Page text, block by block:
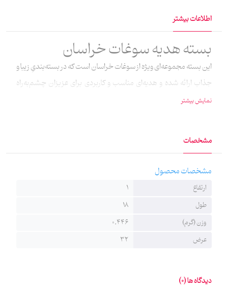
اطلاعات بیشتر
بسته هديه سوغات خراسان
این بسته مجموعه‌ای ویژه از سوغات خراسان است که در بسته‌بندیِ زیبا و
جذاب ارائه شده و هدیه‌ای مناسب و کاربردی برای عزیزان چشم‌به‌راه
زائران و همچنین عاشقان امام همام، شمس‌الشموس و
نمایش بیشتر
مشخصات
مشخصات محصول
ارتفاع
1
طول
18
وزن (گرم)
0.446
عرض
32
دیدگاه ها (0)